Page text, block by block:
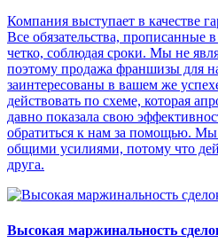
Компания выступает в качестве
Все обязательства, прописанные
четко, соблюдая сроки. Мы не
поэтому продажа франшизы для
заинтересованы в вашем же
действовать по схеме, которая
давно показала свою
обратиться к нам за помощью.
общими усилиями, потому что
друга.
Высокая маржинальность